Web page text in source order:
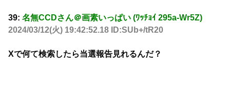
39: 名無CCDさん＠画素いっぱい (ﾜｯﾁｮｲ 295a-Wr5Z)
2024/03/12(火) 19:42:52.18 ID:SUb+/tR20
Xで何て検索したら当選報告見れるんだ？